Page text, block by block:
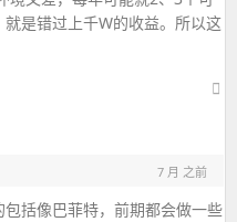
是错过上千W的收益。所以这
7 月 之前
括像巴菲特，前期都会做一些